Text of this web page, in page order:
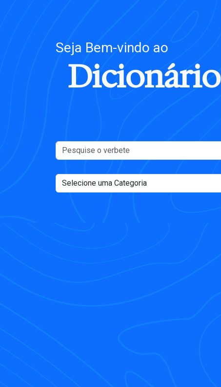
Seja Bem-vindo ao
Dicionário